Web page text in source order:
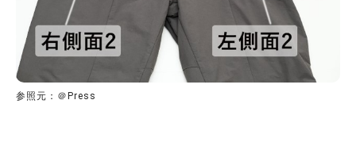
参照元：＠Press